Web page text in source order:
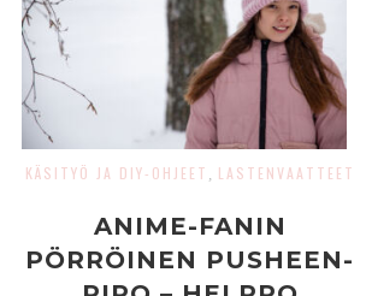
KÄSITYÖ JA DIY-OHJEET LASTENVAATTEET
ANIME-FANIN
PÖRRÖINEN PUSHEEN-